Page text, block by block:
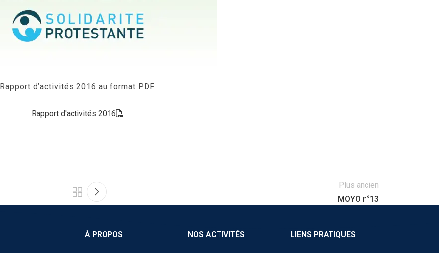
Rapport d’activités 2016 au format PDF
Rapport d'activités 2016
Plus ancien
MOYO n°13
À PROPOS NOS ACTIVITÉS LIENS PRATIQUES